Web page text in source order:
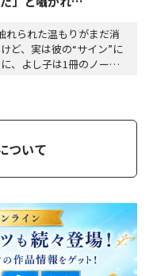
れられた温もりがまだ消
ど、実は彼の“サイン”に
、よし子は1冊のノート
それ」と言っ…
ついて